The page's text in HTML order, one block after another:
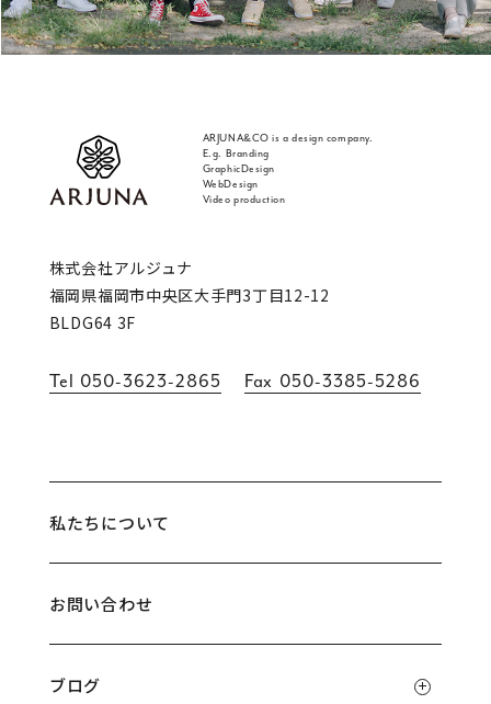
福岡 ブランディング・ブランディングデザイ
ARJUNA&CO is a design company.
E.g. Branding
GraphicDesign
WebDesign
Video production
株式会社アルジュナ
福岡県福岡市中央区大手門3丁目12-12
BLDG64 3F
Tel 050-3623-2865 Fax 050-3385-5286
私たちについて
お問い合わせ
ブログ